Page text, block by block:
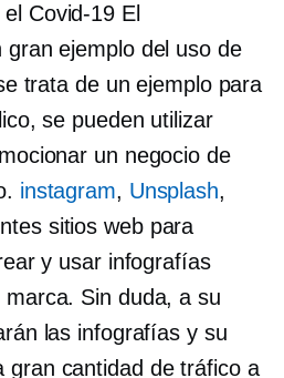
Covid-19 El
ejemplo del uso de
trata de un ejemplo para
se pueden utilizar
un negocio de
instagram, Unsplash,
sitios web para
y usar infografías
Sin duda, a su
las infografías y su
gran cantidad de tráfico a